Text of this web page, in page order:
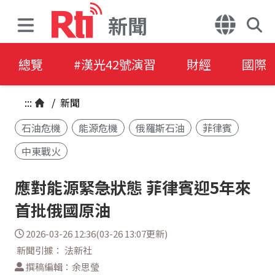
新聞
總覽 #漢光42號演習 財經 國際
::: / 新聞
石油危機
能源危機 俄羅斯石油
菲律賓
中東戰火
應對能源緊急狀態 菲律賓迎5年來
首批俄國原油
2026-03-26 12:36(03-26 13:07更新)
新聞引據： 法新社
撰稿編輯：余思瑩